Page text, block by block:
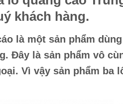
khách hàng.
là một sản phẩm
Đây là sản phẩm vô
Vì vậy sản phẩm ba